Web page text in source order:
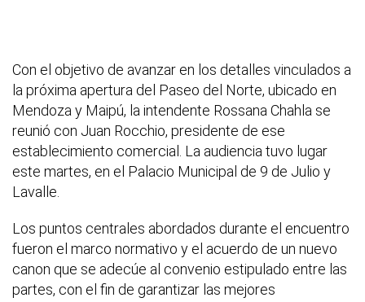
Con el objetivo de avanzar en los detalles vinculados a
la próxima apertura del Paseo del Norte, ubicado en
Mendoza y Maipú, la intendente Rossana Chahla se
reunió con Juan Rocchio, presidente de ese
establecimiento comercial. La audiencia tuvo lugar
este martes, en el Palacio Municipal de 9 de Julio y
Lavalle.
Los puntos centrales abordados durante el encuentro
fueron el marco normativo y el acuerdo de un nuevo
canon que se adecúe al convenio estipulado entre las
partes, con el fin de garantizar las mejores